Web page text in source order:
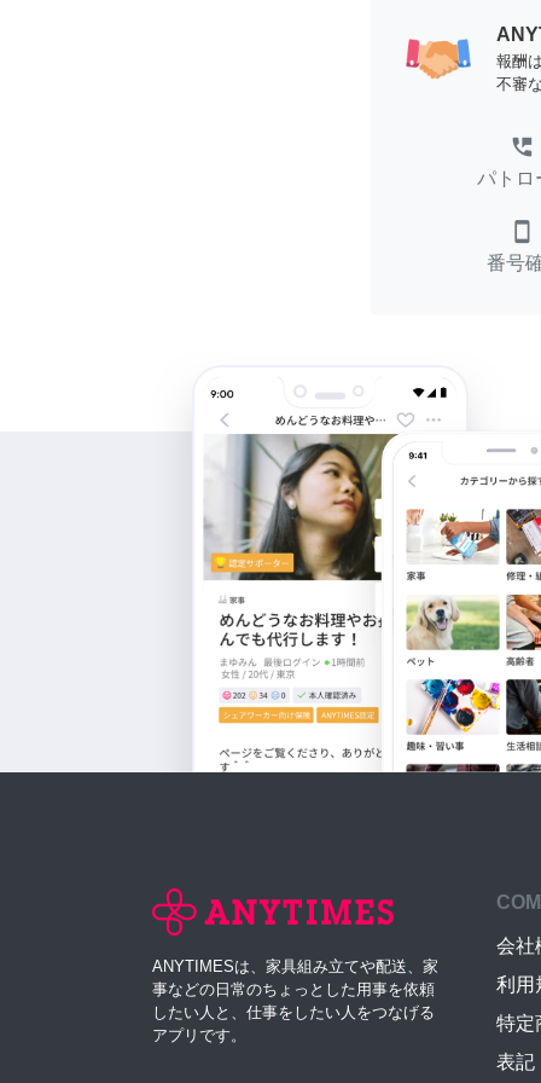
報酬
不審
perm_phone_msg
パトロ
smartphone
番号
ANYTIMESは、家具組み立てや配送、家
事などの日常のちょっとした用事を依頼
したい人と、仕事をしたい人をつなげる
アプリです。
会社
利用
特定
表記